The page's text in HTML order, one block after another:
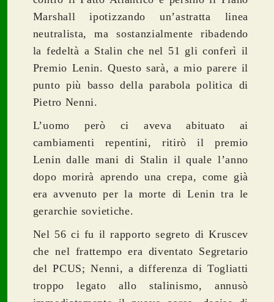
Marshall ipotizzando un’astratta linea
neutralista, ma sostanzialmente ribadendo
la fedeltà a Stalin che nel 51 gli conferì il
Premio Lenin. Questo sarà, a mio parere il
punto più basso della parabola politica di
Pietro Nenni.
L’uomo però ci aveva abituato ai
cambiamenti repentini, ritirò il premio
Lenin dalle mani di Stalin il quale l’anno
dopo morirà aprendo una crepa, come già
era avvenuto per la morte di Lenin tra le
gerarchie sovietiche.
Nel 56 ci fu il rapporto segreto di Kruscev
che nel frattempo era diventato Segretario
del PCUS; Nenni, a differenza di Togliatti
troppo legato allo stalinismo, annusò